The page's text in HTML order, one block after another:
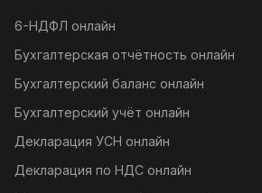
6-НДФЛ онлайн
Бухгалтерская отчётность онлайн
Бухгалтерский баланс онлайн
Бухгалтерский учёт онлайн
Декларация УСН онлайн
Декларация по НДС онлайн